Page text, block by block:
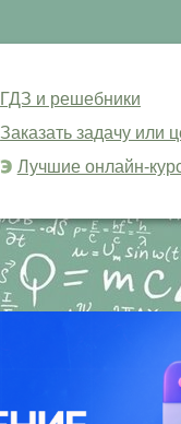
ГДЗ и решебники
Заказать задачу или
Лучшие онлайн-